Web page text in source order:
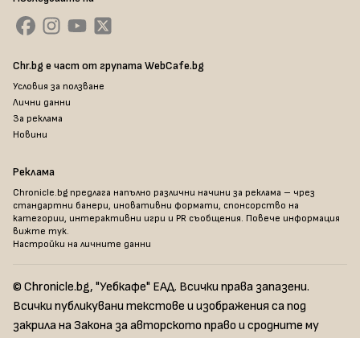
Chr.bg е част от групата WebCafe.bg
Условия за ползване
Лични данни
За реклама
Новини
Реклама
Chronicle.bg предлага напълно различни начини за реклама – чрез
стандартни банери, иновативни формати, спонсорство на
категории, интерактивни игри и PR съобщения. Повече информация
вижте тук.
Настройки на личните данни
© Chronicle.bg, "Уебкафе" ЕАД. Всички права запазени.
Всички публикувани текстове и изображения са под
закрила на Закона за авторското право и сродните му